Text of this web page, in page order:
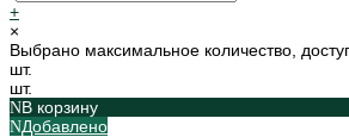
+
×
Выбрано максимальное количество,
шт.
шт.
В корзину
Добавлено